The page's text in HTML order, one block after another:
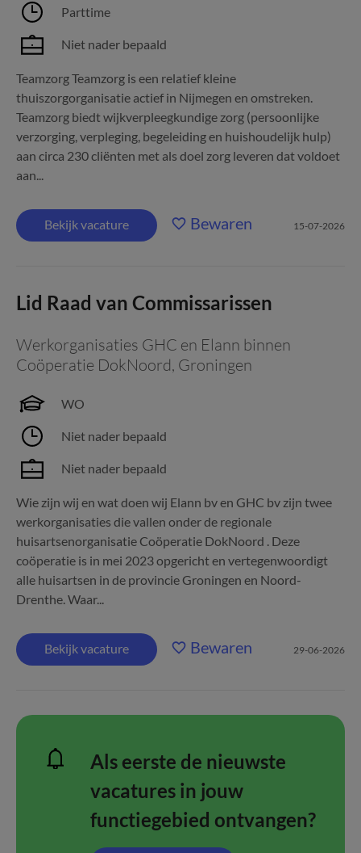
Parttime
Niet nader bepaald
Teamzorg Teamzorg is een relatief kleine
thuiszorgorganisatie actief in Nijmegen en omstreken.
Teamzorg biedt wijkverpleegkundige zorg (persoonlijke
verzorging, verpleging, begeleiding en huishoudelijk hulp)
aan circa 230 cliënten met als doel zorg leveren dat voldoet
aan...
Bekijk vacature Bewaren 15-07-2026
Lid Raad van Commissarissen
Werkorganisaties GHC en Elann binnen
Coöperatie DokNoord, Groningen
WO
Niet nader bepaald
Niet nader bepaald
Wie zijn wij en wat doen wij Elann bv en GHC bv zijn twee
werkorganisaties die vallen onder de regionale
huisartsenorganisatie Coöperatie DokNoord . Deze
coöperatie is in mei 2023 opgericht en vertegenwoordigt
alle huisartsen in de provincie Groningen en Noord-
Drenthe. Waar...
Bekijk vacature Bewaren 29-06-2026
Als eerste de nieuwste
vacatures in jouw
functiegebied ontvangen?